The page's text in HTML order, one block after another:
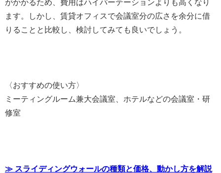
がかかるため、費用はハイパーテーションよりも高くなり
ます。しかし、賃貸オフィスで会議室分の広さを余分に借
りることと比較し、検討してみても良いでしょう。
〈おすすめの使い方〉
ミーティングルーム兼大会議室、ホテルなどの会議室・研
修室
≫ スライディングウォールの種類と価格、動かし方を解説